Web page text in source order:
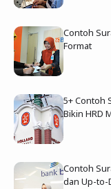
Contoh
Format
5+ Contoh
Bikin HRD
Contoh
dan Up-to-